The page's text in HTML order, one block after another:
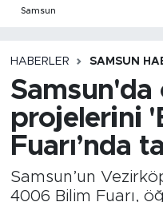
Samsun
HABERLER SAMSUN
projelerini
Fuarı’nda
Samsun’un
4006 Bilim Fuarı,
Süper Lig Puan
Son Dakika
Haber Arşivi